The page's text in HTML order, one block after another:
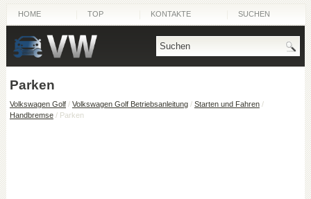
HOME TOP KONTAKTE SUCHEN
Parken
Volkswagen Golf/ Volkswagen Golf Betriebsanleitung/ Starten und Fahren/
Handbremse/ Parken